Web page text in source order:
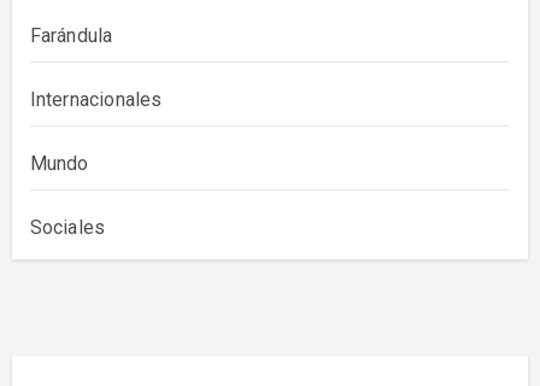
Farándula
Internacionales
Mundo
Sociales